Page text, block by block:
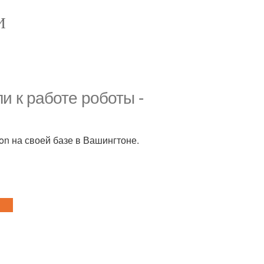
к работе роботы -
на своей базе в Вашингтоне.